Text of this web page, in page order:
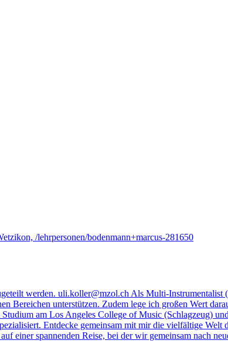
/lehrpersonen/bodenmann+marcus-281650
werden. uli.koller@mzol.ch Als Multi-Instrumentalist
Bereichen unterstützen. Zudem lege ich großen Wert
am Los Angeles College of Music (Schlagzeug)
Entdecke gemeinsam mit mir die vielfältige Welt
einer spannenden Reise, bei der wir gemeinsam nach